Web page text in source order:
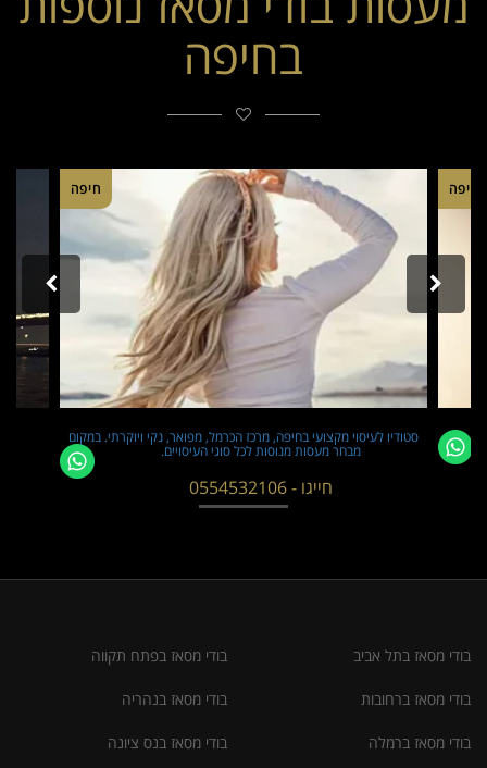
בחיפה
חיפה חיפה
סטודיו לעיסוי מקצועי בחיפה, מרכז הכרמל, מפואר, נקי ויוקרתי. במקום
מבחר מעסות מנוסות לכל סוגי העיסויים.
חייגו - 0554532106
בודי מסאז בתל אביב
בודי מסאז ברחובות
בודי מסאז ברמלה
בודי מסאז בפתח תקווה
בודי מסאז בנהריה
בודי מסאז בנס ציונה